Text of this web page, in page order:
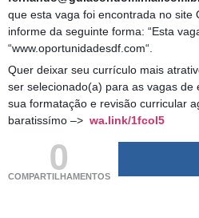
que esta vaga foi encontrada no site
informe da seguinte forma: “Esta
“www.oportunidadesdf.com“.
Quer deixar seu currículo mais
ser selecionado(a) para as vagas de
sua formatação e revisão curricular
baratissímo –> wa.link/1fcol5
0
COMPARTILHAMENTOS